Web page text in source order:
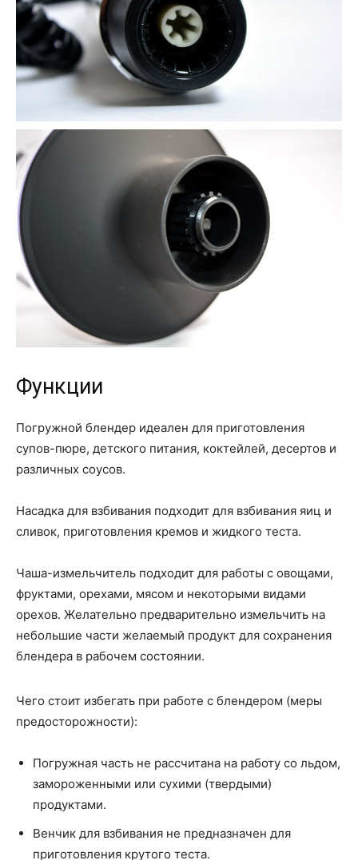
Функции
Погружной блендер идеален для приготовления
супов-пюре, детского питания, коктейлей, десертов и
различных соусов.
Насадка для взбивания подходит для взбивания яиц и
сливок, приготовления кремов и жидкого теста.
Чаша-измельчитель подходит для работы с овощами,
фруктами, орехами, мясом и некоторыми видами
орехов. Желательно предварительно измельчить на
небольшие части желаемый продукт для сохранения
блендера в рабочем состоянии.
Чего стоит избегать при работе с блендером (меры
предосторожности):
Погружная часть не рассчитана на работу со льдом,
замороженными или сухими (твердыми)
продуктами.
Венчик для взбивания не предназначен для
приготовления крутого теста.